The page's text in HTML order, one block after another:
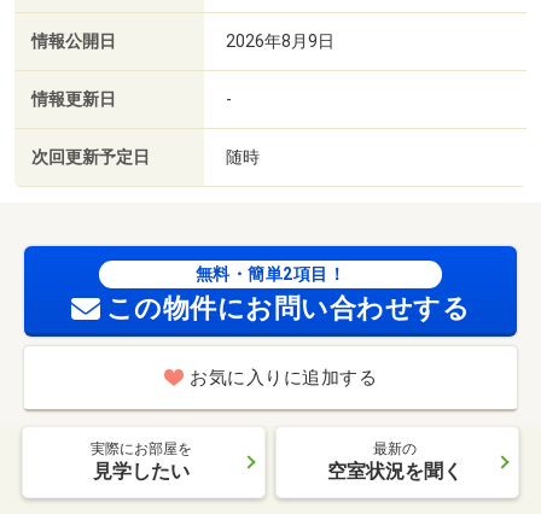
情報公開日 2026年8月9日
情報更新日 -
次回更新予定日 随時
無料・簡単2項目！
この物件にお問い合わせする
お気に入りに追加する
実際にお部屋を
見学したい
最新の
空室状況を聞く